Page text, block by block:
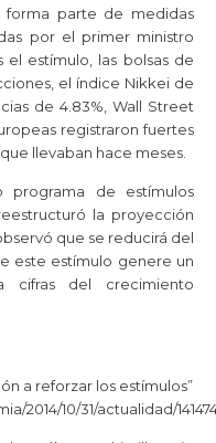
forma parte de medidas
por el primer ministro
el estímulo, las bolsas de
el índice Nikkei de
de 4.83%, Wall Street
registraron fuertes
llevaban hace meses.
programa de estímulos
la proyección
que se reducirá del
este estímulo genere un
cifras del crecimiento
a reforzar los estímulos”
10/31/actualidad/